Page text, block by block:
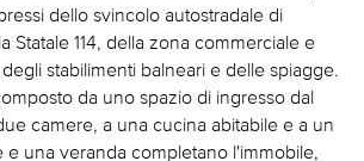
dello svincolo autostradale di
Statale 114, della zona commerciale e
stabilimenti balneari e delle spiagge.
da uno spazio di ingresso dal
camere, a una cucina abitabile e a un
e una veranda completano l'immobile,